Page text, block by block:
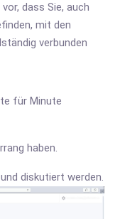
dass Sie, auch
mit den
verbunden
für Minute
haben.
diskutiert werden.